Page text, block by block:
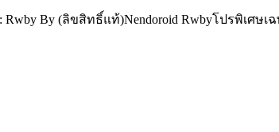
Rwby By (ลิขสิทธิ์แท้)Nendoroid Rwbyโปรพิเศษเ